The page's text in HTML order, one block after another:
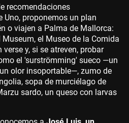
recomendaciones
proponemos un plan
o viajen a Palma de Mallorca:
el Museo de la Comida
y, si se atreven, probar
el 'surströmming' sueco —un
olor insoportable—, zumo de
sopa de murciélago de
sardo, un queso con larvas